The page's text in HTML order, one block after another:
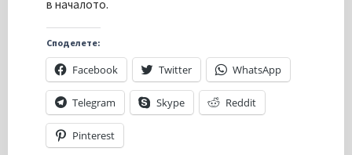
в началото.
Споделете:
Facebook Twitter WhatsApp
Telegram Skype Reddit
Pinterest